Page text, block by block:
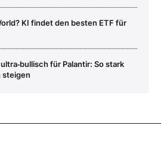
KI findet den besten ETF für
für Palantir: So stark
steigen